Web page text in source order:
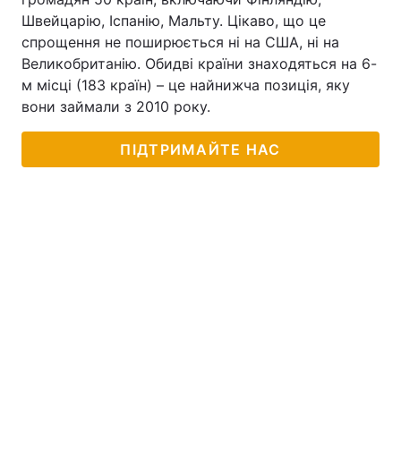
Швейцарію, Іспанію, Мальту. Цікаво, що це
спрощення не поширюється ні на США, ні на
Великобританію. Обидві країни знаходяться на 6-
м місці (183 країн) – це найнижча позиція, яку
вони займали з 2010 року.
ПІДТРИМАЙТЕ НАС